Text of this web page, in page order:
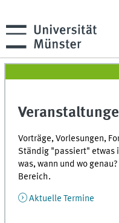
Vorträge, Vorlesungen,
Ständig "passiert" etwas
was, wann und wo
Bereich.
Aktuelle Termine